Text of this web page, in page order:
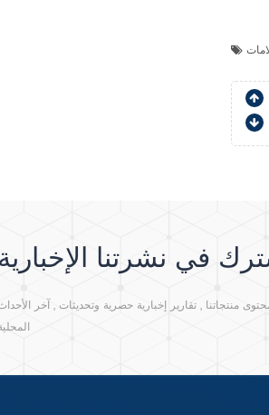
في نشرتنا الإخبارية
منتجاتنا , تقارير إخبارية حصرية وتحديثات , آخر